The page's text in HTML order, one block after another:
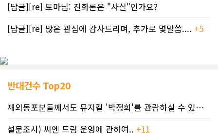
[답글][re] 토마님: 진화론은 "사실"인가요?
[답글][re] 많은 관심에 감사드리며, 추가로 몇말씀.... +5
반대건수 Top20
재외동포분들께서도 뮤지컬 '박정희'를 관람하실 수 있도록 노력하겠습니..
설문조사) 씨엔 드림 운영에 관하여.. +11